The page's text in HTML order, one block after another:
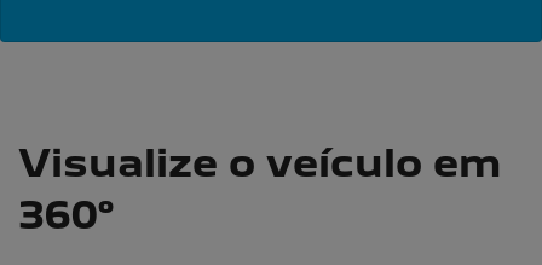
Visualize o veículo em
360°